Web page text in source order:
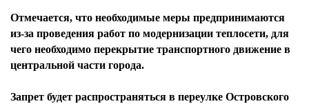
Отмечается, что необходимые меры предпринимаются
из-за проведения работ по модернизации теплосети, для
чего необходимо перекрытие транспортного движение в
центральной части города.
Запрет будет распространяться в переулке Островского